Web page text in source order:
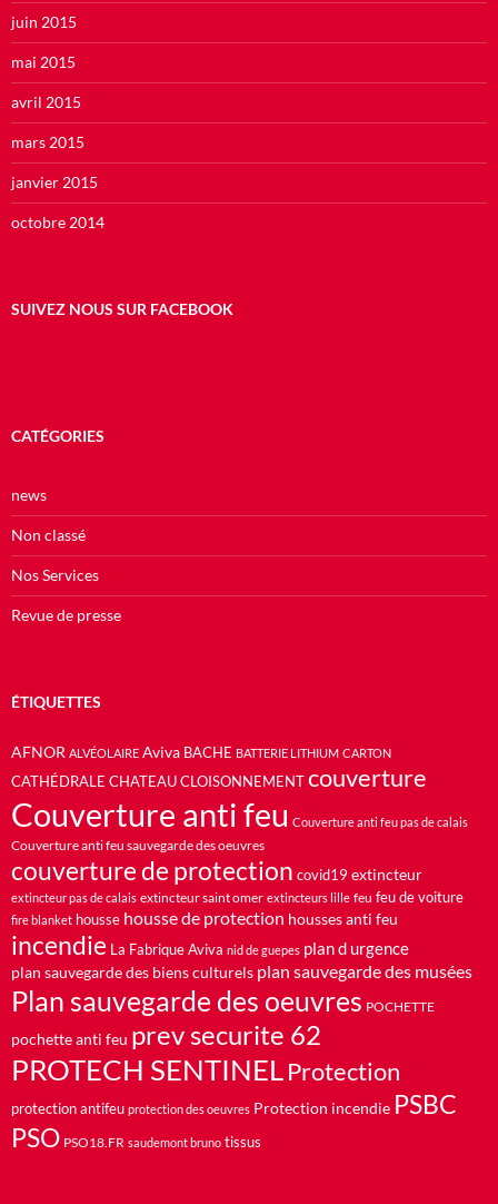
juin 2015
mai 2015
avril 2015
mars 2015
janvier 2015
octobre 2014
SUIVEZ NOUS SUR FACEBOOK
CATÉGORIES
news
Non classé
Nos Services
Revue de presse
ÉTIQUETTES
AFNOR ALVÉOLAIRE Aviva BACHE BATTERIE LITHIUM CARTON
CATHÉDRALE CHATEAU CLOISONNEMENT couverture
Couverture anti feu Couverture anti feu pas de calais
Couverture anti feu sauvegarde des oeuvres
couverture de protection covid19 extincteur
extincteur pas de calais extincteur saint omer extincteurs lille feu feu de voiture
fire blanket housse housse de protection housses anti feu
incendie La Fabrique Aviva nid de guepes plan d urgence
plan sauvegarde des biens culturels plan sauvegarde des musées
Plan sauvegarde des oeuvres POCHETTE
pochette anti feu prev securite 62
PROTECH SENTINELProtection
protection antifeu protection des oeuvres Protection incendie PSBC
PSO PSO18.FR saudemont bruno tissus